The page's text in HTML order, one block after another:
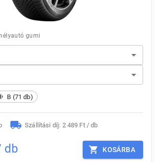
gumi
B (71 db)
Szállítási díj: 2 489 Ft / db
db KOSÁRBA